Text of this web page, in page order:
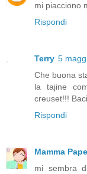
mi piacciono
Rispondi
Terry 5
Che buona
la tajine
creuset!!!
Rispondi
Mamma
mi sembra